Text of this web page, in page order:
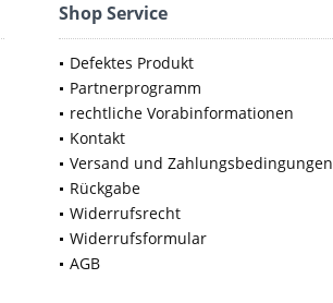
Shop Service
Defektes Produkt
Partnerprogramm
rechtliche Vorabinformationen
Kontakt
Versand und Zahlungsbedingungen
Rückgabe
Widerrufsrecht
Widerrufsformular
AGB